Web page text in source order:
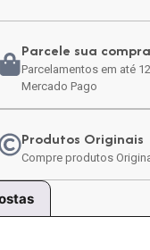
Parcele sua compra
Parcelamentos em até
Mercado Pago
Produtos Originais
Compre produtos